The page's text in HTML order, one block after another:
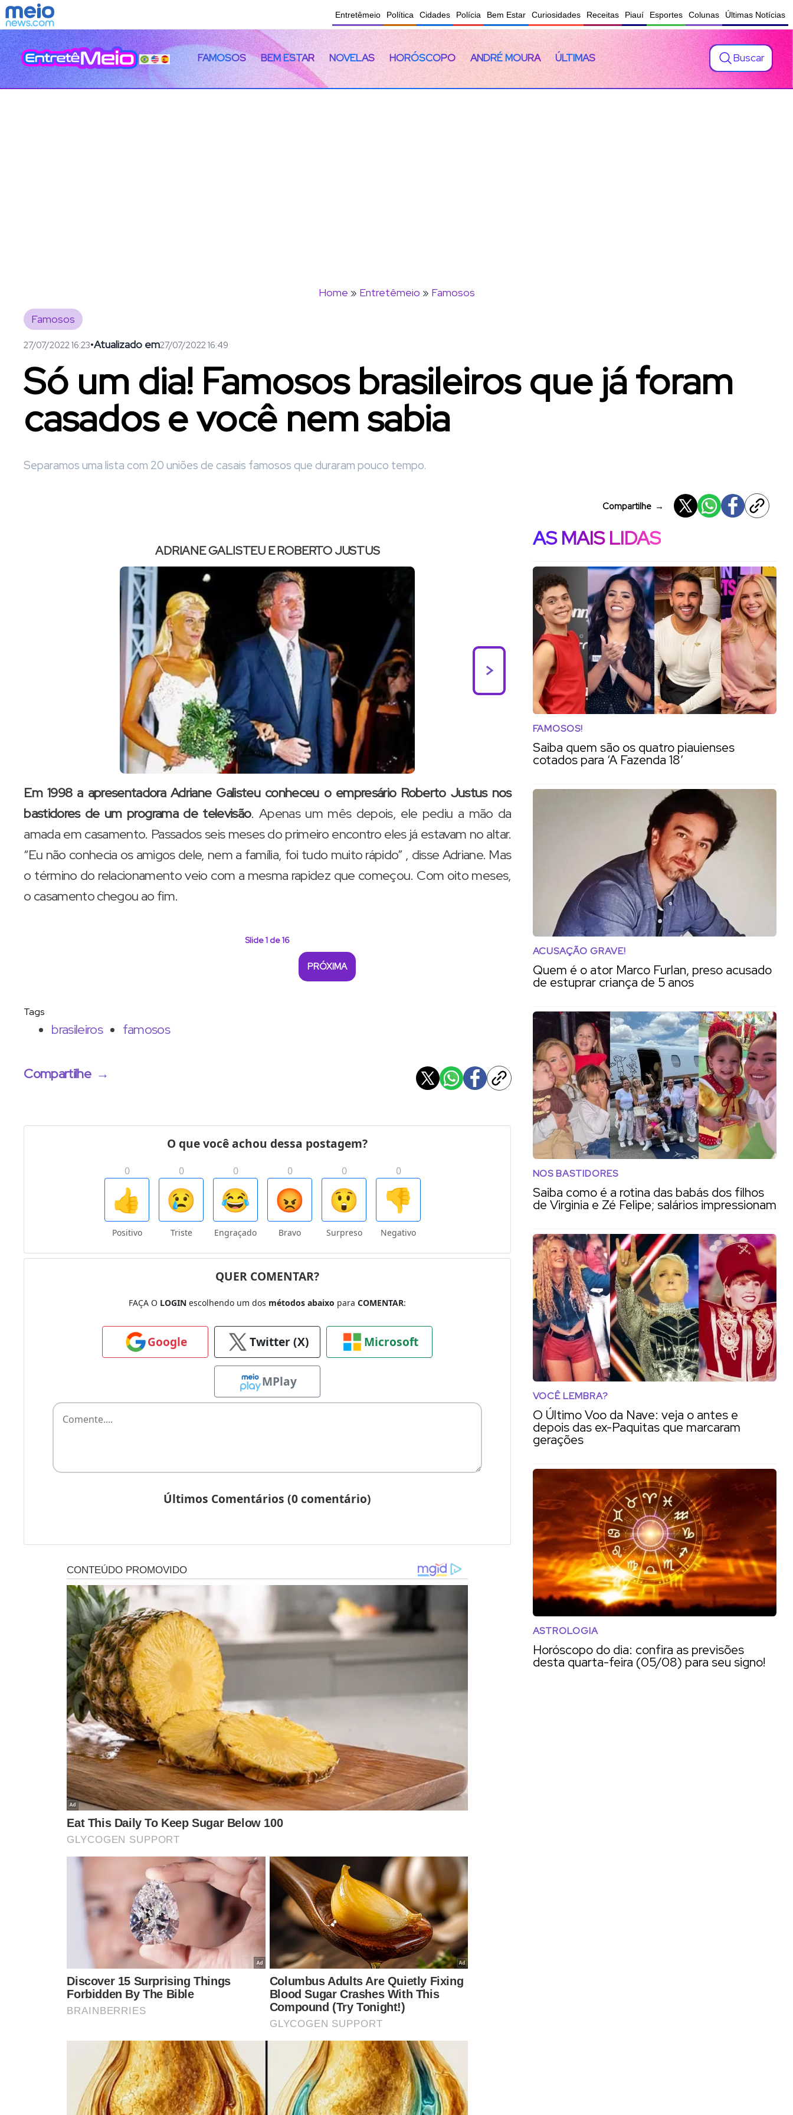
Entretêmeio Política Cidades Polícia Bem Estar Curiosidades Receitas Piauí Esportes Colunas Últimas Notícias
FAMOSOS BEM ESTAR NOVELAS HORÓSCOPO ANDRÉ MOURA ÚLTIMAS Buscar
Home » Entretêmeio » Famosos
Famosos
27/07/2022 16:23•Atualizado em27/07/2022 16:49
Só um dia! Famosos brasileiros que já foram
casados e você nem sabia
Separamos uma lista com 20 uniões de casais famosos que duraram pouco tempo.
Compartilhe →
ADRIANE GALISTEU E ROBERTO JUSTUS
>
Em 1998 a apresentadora Adriane Galisteu conheceu o empresário Roberto Justus nos
bastidores de um programa de televisão. Apenas um mês depois, ele pediu a mão da
amada em casamento. Passados seis meses do primeiro encontro eles já estavam no altar.
“Eu não conhecia os amigos dele, nem a família, foi tudo muito rápido” , disse Adriane. Mas
o término do relacionamento veio com a mesma rapidez que começou. Com oito meses,
o casamento chegou ao fim.
Slide 1 de 16
PRÓXIMA
Tags
brasileiros famosos
Compartilhe →
AS MAIS LIDAS
FAMOSOS!
Saiba quem são os quatro piauienses
cotados para ‘A Fazenda 18’
ACUSAÇÃO GRAVE!
Quem é o ator Marco Furlan, preso acusado
de estuprar criança de 5 anos
NOS BASTIDORES
Saiba como é a rotina das babás dos filhos
de Virginia e Zé Felipe; salários impressionam
VOCÊ LEMBRA?
O Último Voo da Nave: veja o antes e
depois das ex-Paquitas que marcaram
gerações
ASTROLOGIA
Horóscopo do dia: confira as previsões
desta quarta-feira (05/08) para seu signo!